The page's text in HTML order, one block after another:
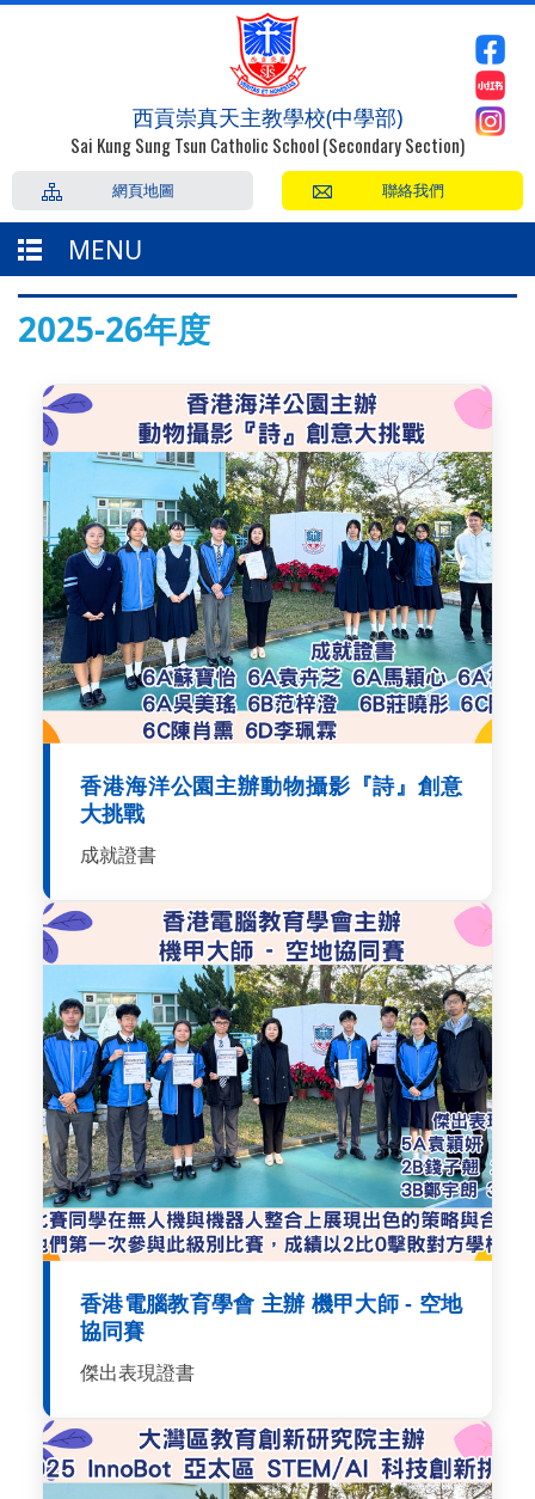
西貢崇真天主教學校(中學部)
Sai Kung Sung Tsun Catholic School (Secondary Section)
聯絡我們
網頁地圖
MENU
2025-26年度
香港海洋公園主辦動物攝影『詩』創意
大挑戰
成就證書
香港電腦教育學會 主辦 機甲大師 - 空地
協同賽
傑出表現證書